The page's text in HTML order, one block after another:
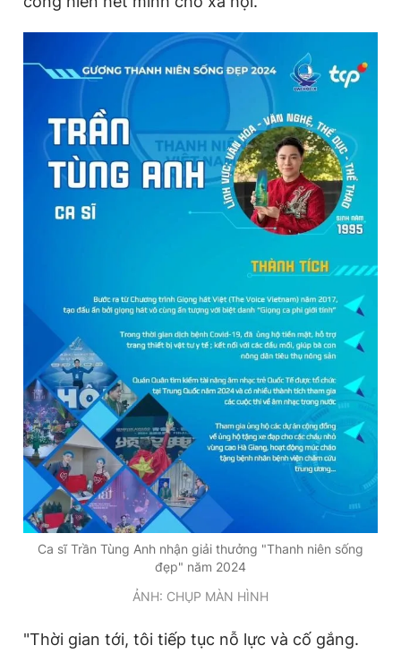
Ca sĩ Trần Tùng Anh nhận giải thưởng "Thanh niên sống
đẹp" năm 2024
ẢNH: CHỤP MÀN HÌNH
"Thời gian tới, tôi tiếp tục nỗ lực và cố gắng.